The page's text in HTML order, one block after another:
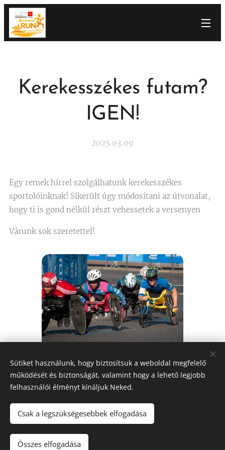
Kerekesszékes futam?
IGEN!
2025.03.09
Egy remek hírrel szolgálhatunk kerekesszékes
sportolóinknak! Sikerült úgy módosítani az útvonalat,
hogy ti is gond nélkül részt vehessetek a versenyen🎉
Várunk sok szeretettel!
Share
Az oldalt a
Sütiket használunk, hogy biztosítsuk a weboldal megfelelő
működését és biztonságát, valamint hogy a lehető legjobb
felhasználói élményt kínáljuk Neked.
Csak a legszükségesebbek elfogadása
Összes elfogadása